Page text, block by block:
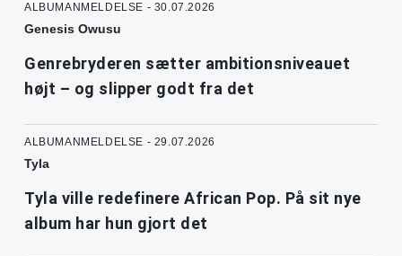
ALBUMANMELDELSE - 30.07.2026
Genesis Owusu
Genrebryderen sætter ambitionsniveauet
højt – og slipper godt fra det
ALBUMANMELDELSE - 29.07.2026
Tyla
Tyla ville redefinere African Pop. På sit nye
album har hun gjort det